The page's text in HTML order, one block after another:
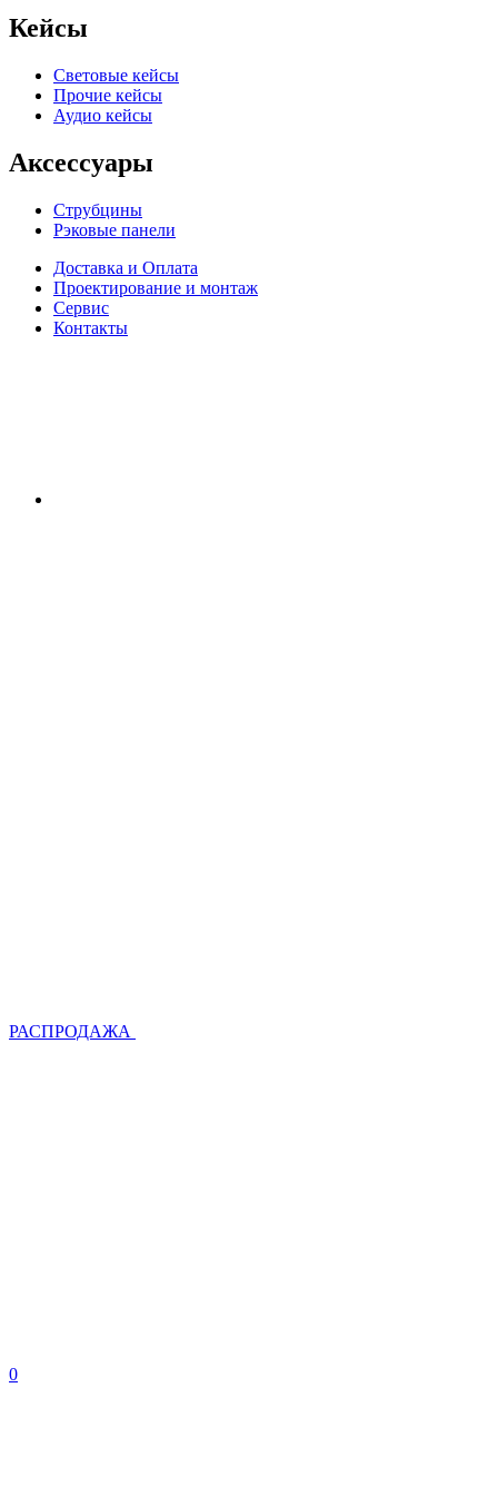
Кейсы
Световые кейсы
Прочие кейсы
Аудио кейсы
Аксессуары
Струбцины
Рэковые панели
Доставка и Оплата
Проектирование и монтаж
Сервис
Контакты
РАСПРОДАЖА
0